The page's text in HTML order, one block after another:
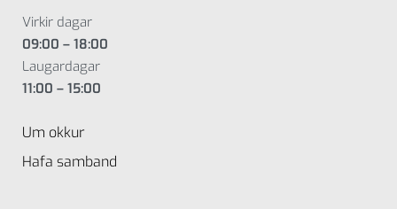
Virkir dagar
09:00 – 18:00
Laugardagar
11:00 – 15:00
Um okkur
Hafa samband